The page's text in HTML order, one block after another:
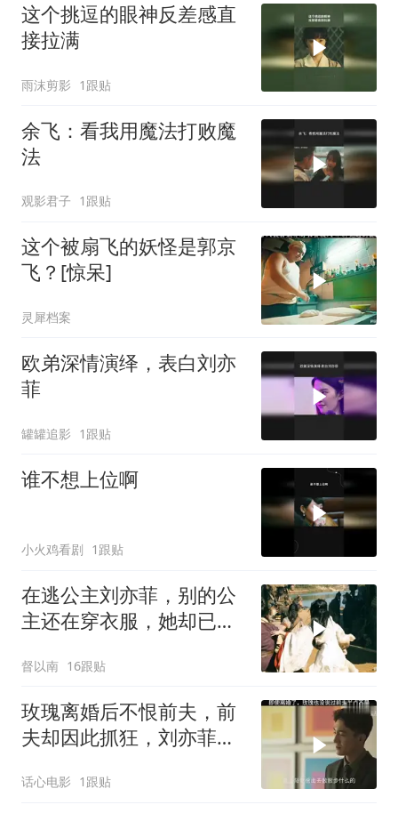
这个挑逗的眼神反差感直
接拉满
雨沫剪影 1跟贴
余飞：看我用魔法打败魔
法
观影君子 1跟贴
这个被扇飞的妖怪是郭京
飞？[惊呆]
灵犀档案
欧弟深情演绎，表白刘亦
菲
罐罐追影 1跟贴
谁不想上位啊
小火鸡看剧 1跟贴
在逃公主刘亦菲，别的公
主还在穿衣服，她却已跑
督以南 16跟贴
玫瑰离婚后不恨前夫，前
夫却因此抓狂，刘亦菲演
话心电影 1跟贴